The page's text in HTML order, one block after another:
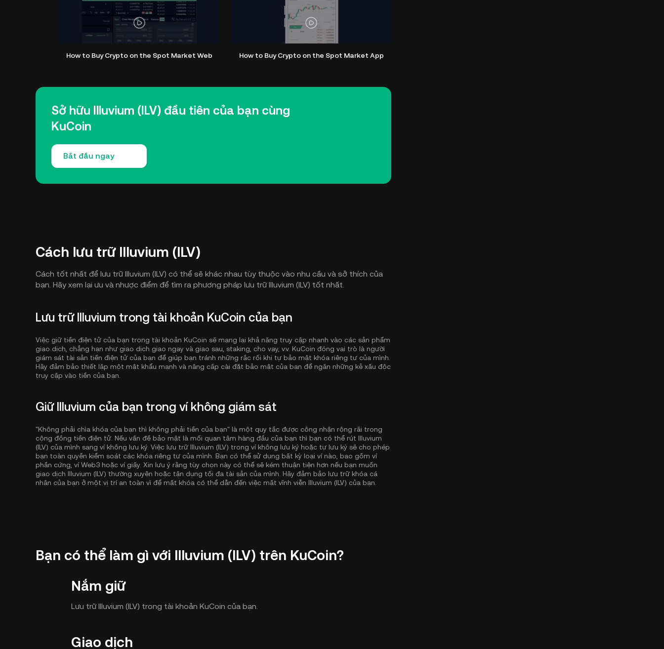
How to Buy Crypto on the Spot Market Web How to Buy Crypto on the Spot Market App
Sở hữu Illuvium (ILV) đầu tiên của bạn cùng
KuCoin
Bắt đầu ngay
Cách lưu trữ Illuvium (ILV)
Cách tốt nhất để lưu trữ Illuvium (ILV) có thể sẽ khác nhau tùy thuộc vào nhu cầu và sở thích của
bạn. Hãy xem lại ưu và nhược điểm để tìm ra phương pháp lưu trữ Illuvium (ILV) tốt nhất.
Lưu trữ Illuvium trong tài khoản KuCoin của bạn
Việc giữ tiền điện tử của bạn trong tài khoản KuCoin sẽ mang lại khả năng truy cập nhanh vào các sản phẩm
giao dịch, chẳng hạn như giao dịch giao ngay và giao sau, staking, cho vay, v.v. KuCoin đóng vai trò là người
giám sát tài sản tiền điện tử của bạn để giúp bạn tránh những rắc rối khi tự bảo mật khóa riêng tư của mình.
Hãy đảm bảo thiết lập một mật khẩu mạnh và nâng cấp cài đặt bảo mật của bạn để ngăn những kẻ xấu độc
truy cập vào tiền của bạn.
Giữ Illuvium của bạn trong ví không giám sát
"Không phải chìa khóa của bạn thì không phải tiền của bạn" là một quy tắc được công nhận rộng rãi trong
cộng đồng tiền điện tử. Nếu vấn đề bảo mật là mối quan tâm hàng đầu của bạn thì bạn có thể rút Illuvium
(ILV) của mình sang ví không lưu ký. Việc lưu trữ Illuvium (ILV) trong ví không lưu ký hoặc tự lưu ký sẽ cho phép
bạn toàn quyền kiểm soát các khóa riêng tư của mình. Bạn có thể sử dụng bất kỳ loại ví nào, bao gồm ví
phần cứng, ví Web3 hoặc ví giấy. Xin lưu ý rằng tùy chọn này có thể sẽ kém thuận tiện hơn nếu bạn muốn
giao dịch Illuvium (ILV) thường xuyên hoặc tận dụng tối đa tài sản của mình. Hãy đảm bảo lưu trữ khóa cá
nhân của bạn ở một vị trí an toàn vì để mất khóa có thể dẫn đến việc mất vĩnh viễn Illuvium (ILV) của bạn.
Bạn có thể làm gì với Illuvium (ILV) trên KuCoin?
Nắm giữ
Lưu trữ Illuvium (ILV) trong tài khoản KuCoin của bạn.
Giao dịch